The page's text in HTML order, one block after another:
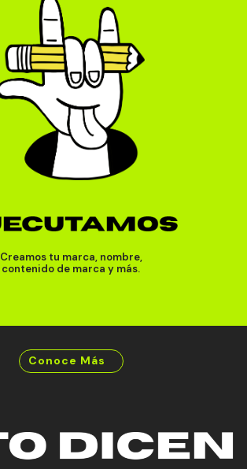
Creamos tu marca, nombre,
contenido de marca y más.
Conoce Más